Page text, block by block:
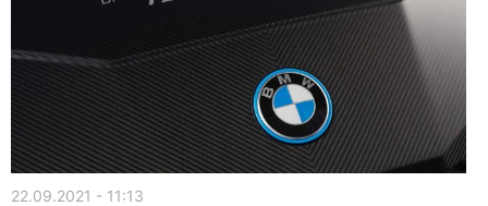
22.09.2021 - 11:13